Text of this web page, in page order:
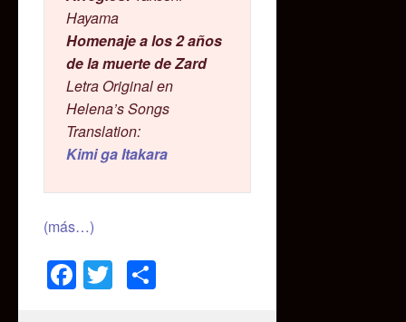
Hayama
Homenaje a los 2 años
de la muerte de Zard
Letra Original en
Helena’s Songs
Translation:
Kimi ga Itakara
(más…)
Facebook
Twitter